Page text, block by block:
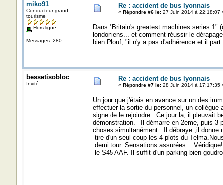
miko91
Conducteur grand
tourisme
Hors ligne
Messages: 280
Re : accident de bus lyonnais
« Répondre #6 le:27 Juin 2014 à 22:18:07
Dans "Britain's greatest machines series 1"
londoniens... et comment réussir le
bien Plouf, "il n'y a pas d'adhérence et il
bessetisobloc
Invité
Re : accident de bus lyonnais
« Répondre #7 le:28 Juin 2014 à 17:17:35
Un jour que j'étais en avance sur un des
effectuer la sortie du personnel, un
signe de le rejoindre. Ce jour la, il pleuvait
démonstration._ Il démarre en 2eme, puis 3
choses simultanément: Il débraye ,il donne
tire d'un seul coup les 4 plots du
demi tour. Sensations assurées.
le S45 AAF. Il suffit d'un parking bien